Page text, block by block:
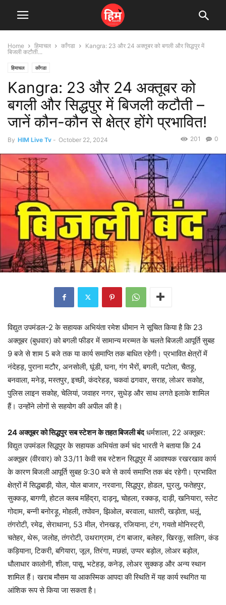
Home हिमाचल काँगडा
Kangra: 23 और 24 अक्तूबर को बगली और सिद्धपुर में
बिजली कटौती...
हिमाचल काँगडा
Kangra: 23 और 24 अक्तूबर को
बगली और सिद्धपुर में बिजली कटौती –
जानें कौन-कौन से क्षेत्र होंगे प्रभावित!
By HIM Live Tv - October 22, 2024 0
201
विद्युत उपमंडल-2 के सहायक अभियंता रमेश धीमान ने सूचित किया है कि 23
अक्तूबर (बुधवार) को बगली फीडर में सामान्य मरम्मत के चलते बिजली आपूर्ति सुबह
9 बजे से शाम 5 बजे तक या कार्य समाप्ति तक बाधित रहेगी। प्रभावित क्षेत्रों में
नंदेहड़, पुराना मटौर, अनसोली, घूंडी, घना, गंग भैरों, बगली, पटोला, चैतड़ू,
बनवाला, मनेड़, मस्तपुर, इच्छी, कंदरेहड़, चकवां ढगवार, सराह, लोअर सकोह,
पुलिस लाइन सकोह, चेलियां, जवाहर नगर, सुधेड़ और साथ लगते इलाके शामिल
हैं। उन्होंने लोगों से सहयोग की अपील की है।
24 अक्तूबर को सिद्धपुर सब स्टेशन के तहत बिजली बंदधर्मशाला, 22 अक्तूबर:
विद्युत उपमंडल सिद्धपुर के सहायक अभियंता कर्म चंद भारती ने बताया कि 24
अक्तूबर (वीरवार) को 33/11 केवी सब स्टेशन सिद्धपुर में आवश्यक रखरखाव कार्य
के कारण बिजली आपूर्ति सुबह 9:30 बजे से कार्य समाप्ति तक बंद रहेगी। प्रभावित
क्षेत्रों में सिद्धबाड़ी, योल, योल बाजार, नरवाना, सिद्धपुर, होडल, घुरलु, फतेहपुर,
सुक्कड़, बागणी, होटल क्लब महिंद्रा, दाड़नू, चोहला, रक्कड़, दाड़ी, खनियारा, स्लेट
गोदाम, बन्नी बनोरड़ू, मोहली, तपोवन, झिओल, बरवाला, थातरी, खड़ोता, धलूं,
तंगरोटी, रमेढ, सेराथाना, 53 मील, रोनखड़, रजियाना, टंग, गयतो मोनिस्ट्री,
चतेहर, थेरू, जलोह, तंगरोटी, उथराग्राम, टंग बाजार, बलेहर, खिरकु, सालिग, कंड
कड़ियाना, टिकरी, बगियारा, जूल, तिरंगा, मछहां, उप्पर बड़ोल, लोअर बड़ोल,
धौलाधार कालोनी, शीला, पासू, भटेहड़, कनेड़, लोअर सुक्कड़ और अन्य स्थान
शामिल हैं। खराब मौसम या आकस्मिक आपदा की स्थिति में यह कार्य स्थगित या
आंशिक रूप से किया जा सकता है।